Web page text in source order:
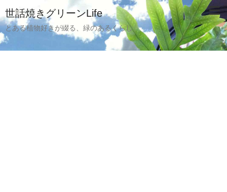
世話焼きグリーンLife
とある植物好きが綴る、緑のあるくらし